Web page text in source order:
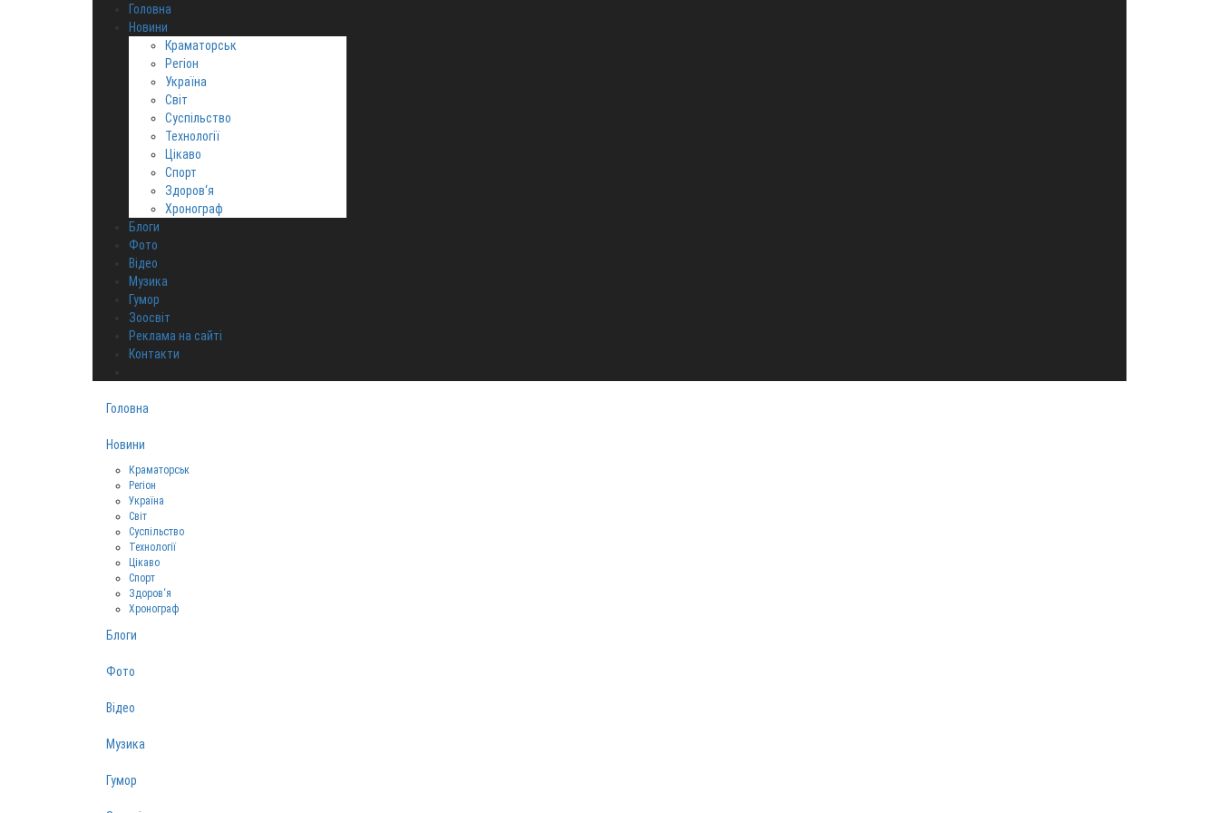
Головна
Новини
Краматорськ
Регіон
Україна
Світ
Суспільство
Технології
Цікаво
Спорт
Здоров‘я
Хронограф
Блоги
Фото
Відео
Музика
Гумор
Зоосвіт
Реклама на сайті
Контакти
Головна
Новини
Краматорськ
Регіон
Україна
Світ
Суспільство
Технології
Цікаво
Спорт
Здоров‘я
Хронограф
Блоги
Фото
Відео
Музика
Гумор